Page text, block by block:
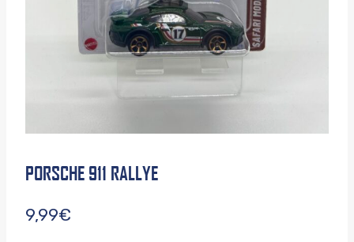
PORSCHE 911 RALLYE
9,99€